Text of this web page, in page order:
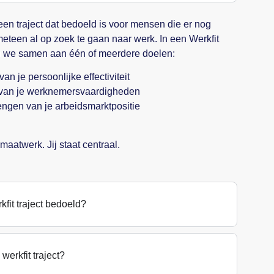
traject dat bedoeld is voor mensen die er nog
al op zoek te gaan naar werk. In een Werkfit
samen aan één of meerdere doelen:
je persoonlijke effectiviteit
je werknemersvaardigheden
van je arbeidsmarktpositie
Jij staat centraal.
traject bedoeld?
traject?